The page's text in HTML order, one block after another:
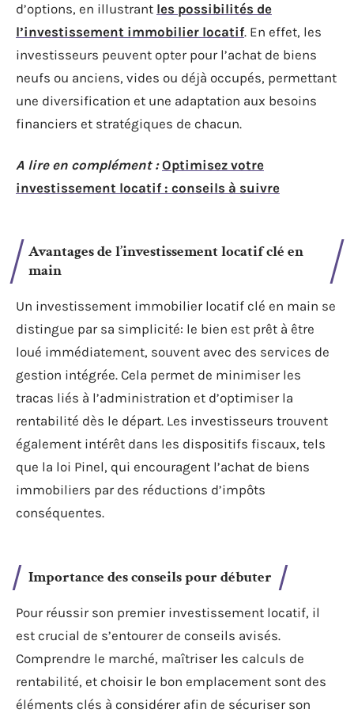
d’options, en illustrant les possibilités de
l’investissement immobilier locatif. En effet, les
investisseurs peuvent opter pour l’achat de biens
neufs ou anciens, vides ou déjà occupés, permettant
une diversification et une adaptation aux besoins
financiers et stratégiques de chacun.
A lire en complément : Optimisez votre
investissement locatif : conseils à suivre
Avantages de l’investissement locatif clé en
main
Un investissement immobilier locatif clé en main se
distingue par sa simplicité: le bien est prêt à être
loué immédiatement, souvent avec des services de
gestion intégrée. Cela permet de minimiser les
tracas liés à l’administration et d’optimiser la
rentabilité dès le départ. Les investisseurs trouvent
également intérêt dans les dispositifs fiscaux, tels
que la loi Pinel, qui encouragent l’achat de biens
immobiliers par des réductions d’impôts
conséquentes.
Importance des conseils pour débuter
Pour réussir son premier investissement locatif, il
est crucial de s’entourer de conseils avisés.
Comprendre le marché, maîtriser les calculs de
rentabilité, et choisir le bon emplacement sont des
éléments clés à considérer afin de sécuriser son